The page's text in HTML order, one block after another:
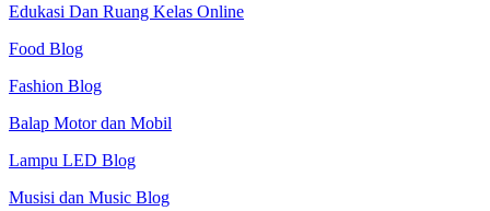
Edukasi Dan Ruang Kelas Online
Food Blog
Fashion Blog
Balap Motor dan Mobil
Lampu LED Blog
Musisi dan Music Blog